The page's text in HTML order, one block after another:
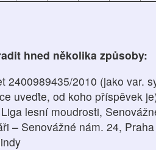
hned několika způsoby:
2400989435/2010 (jako var.
uveďte, od koho příspěvek
lesní moudrosti,
– Senovážné nám. 24,